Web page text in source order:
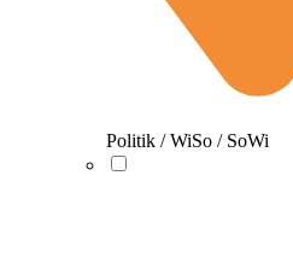
Politik / WiSo / SoWi